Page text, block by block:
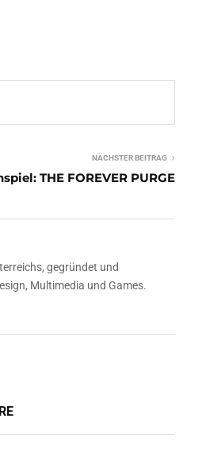
NÄCHSTER BEITRAG
THE FOREVER PURGE
gegründet und
Multimedia und Games.